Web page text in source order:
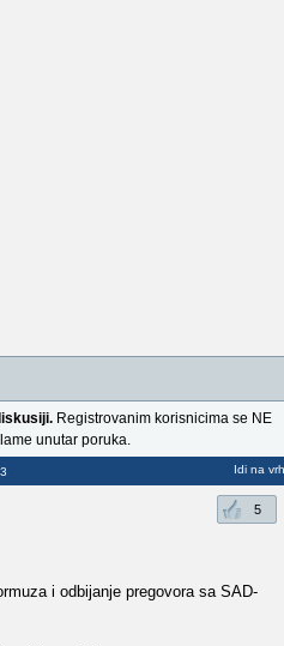
Registrovanim korisnicima se NE
unutar poruka.
Idi na vrh
5
i odbijanje pregovora sa SAD-